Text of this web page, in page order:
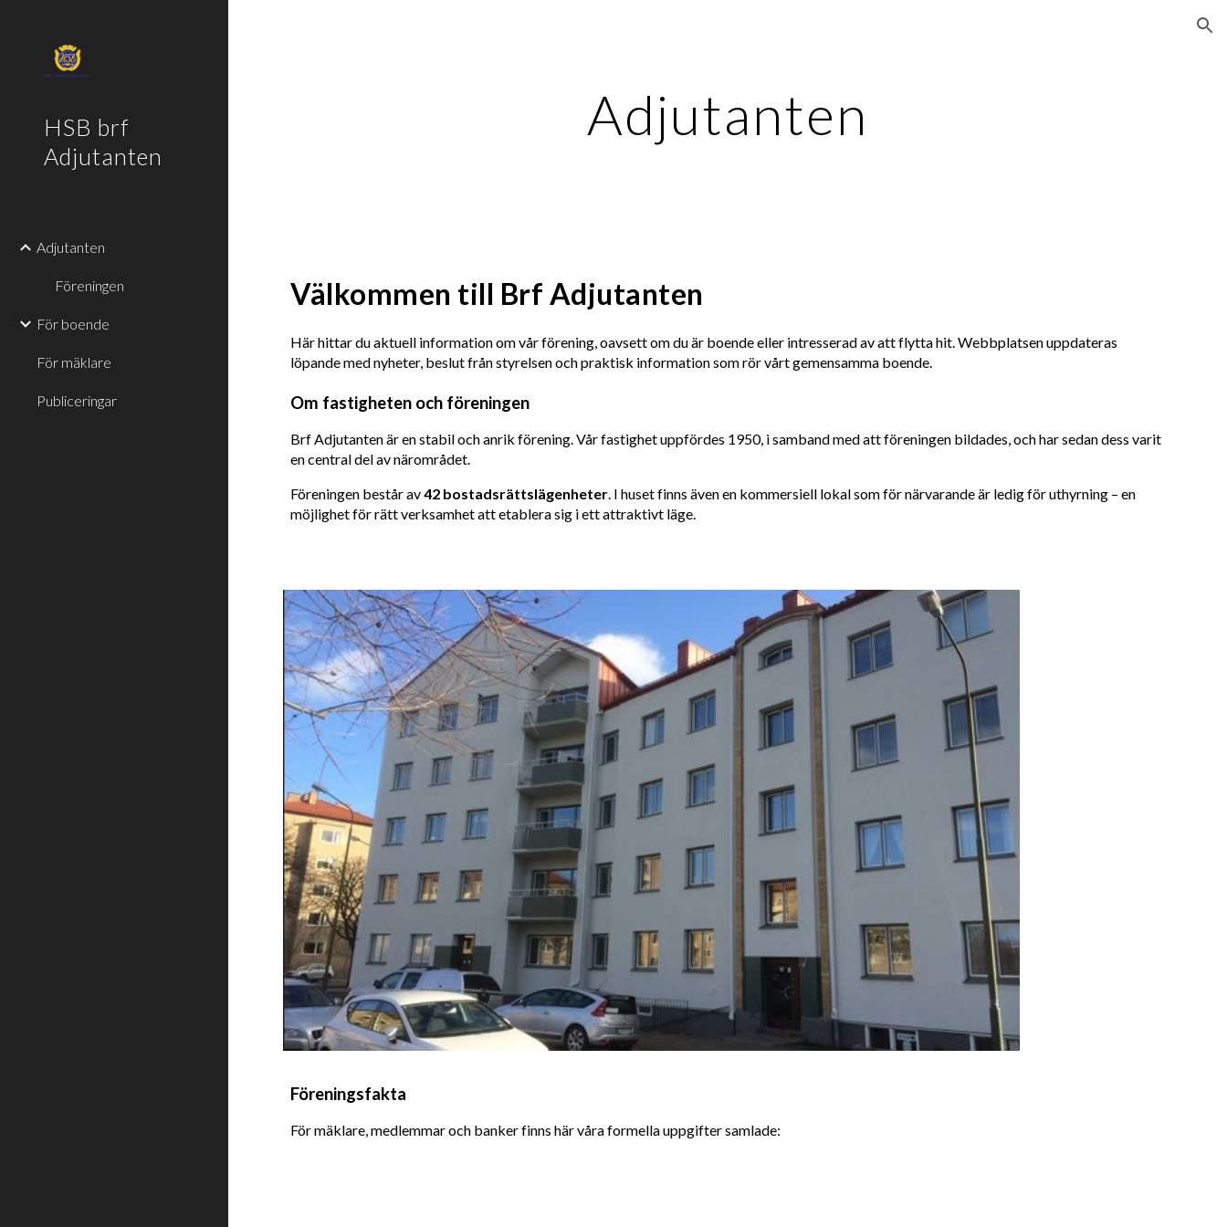
HSB brf
Adjutanten
Adjutanten
Föreningen
För boende
För mäklare
Publiceringar
Adjutanten
Välkommen till Brf Adjutanten
Här hittar du aktuell information om vår förening, oavsett om du är boende eller intresserad av att flytta hit. Webbplatsen uppdateras
löpande med nyheter, beslut från styrelsen och praktisk information som rör vårt gemensamma boende.
Om fastigheten och föreningen
Brf Adjutanten är en stabil och anrik förening. Vår fastighet uppfördes 1950, i samband med att föreningen bildades, och har sedan dess varit
en central del av närområdet.
Föreningen består av42 bostadsrättslägenheter . I huset finns även en kommersiell lokal som för närvarande är ledig för uthyrning – en
möjlighet för rätt verksamhet att etablera sig i ett attraktivt läge.
Föreningsfakta
För mäklare, medlemmar och banker finns här våra formella uppgifter samlade: